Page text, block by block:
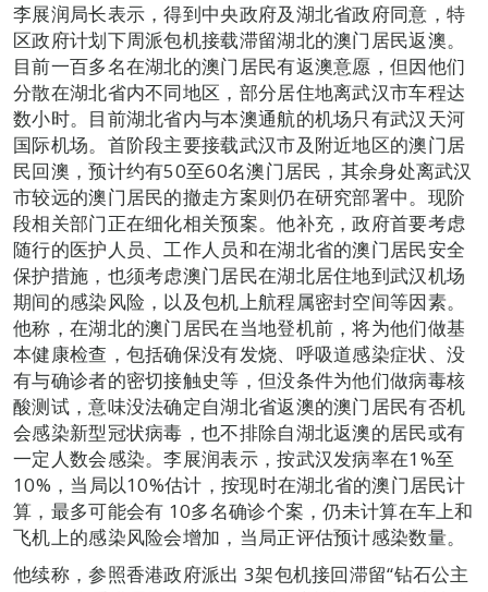
李展润局长表示，得到中央政府及湖北省政府同意，特
区政府计划下周派包机接载滞留湖北的澳门居民返澳。
目前一百多名在湖北的澳门居民有返澳意愿，但因他们
分散在湖北省内不同地区，部分居住地离武汉市车程达
数小时。目前湖北省内与本澳通航的机场只有武汉天河
国际机场。首阶段主要接载武汉市及附近地区的澳门居
民回澳，预计约有50至60名澳门居民，其余身处离武汉
市较远的澳门居民的撤走方案则仍在研究部署中。现阶
段相关部门正在细化相关预案。他补充，政府首要考虑
随行的医护人员、工作人员和在湖北省的澳门居民安全
保护措施，也须考虑澳门居民在湖北居住地到武汉机场
期间的感染风险，以及包机上航程属密封空间等因素。
他称，在湖北的澳门居民在当地登机前，将为他们做基
本健康检查，包括确保没有发烧、呼吸道感染症状、没
有与确诊者的密切接触史等，但没条件为他们做病毒核
酸测试，意味没法确定自湖北省返澳的澳门居民有否机
会感染新型冠状病毒，也不排除自湖北返澳的居民或有
一定人数会感染。李展润表示，按武汉发病率在1%至
10%，当局以10%估计，按现时在湖北省的澳门居民计
算，最多可能会有 10多名确诊个案，仍未计算在车上和
飞机上的感染风险会增加，当局正评估预计感染数量。
他续称，参照香港政府派出 3架包机接回滞留“钻石公主